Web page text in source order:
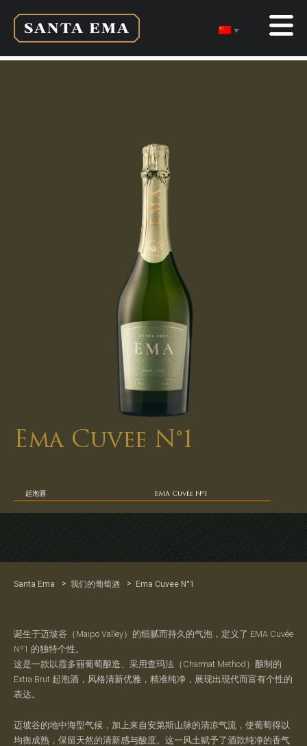
Ema Cuvee N°1
起泡酒 EMA Cuvée Nº1
Santa Ema > 我们的葡萄酒 > Ema Cuvee N°1
诞生于迈坡谷（Maipo Valley）的细腻而持久的气泡，定义了 EMA Cuvée
Nº1 的独特个性。
这是一款以霞多丽葡萄酿造、采用查玛法（Charmat Method）酿制的
Extra Brut 起泡酒，风格清新优雅，精准纯净，展现出现代而富有个性的
表达。
迈坡谷的地中海型气候，加上来自安第斯山脉的清凉气流，使葡萄得以
均衡成熟，保留天然的清新感与酸度。这一风土赋予了酒款纯净的香气